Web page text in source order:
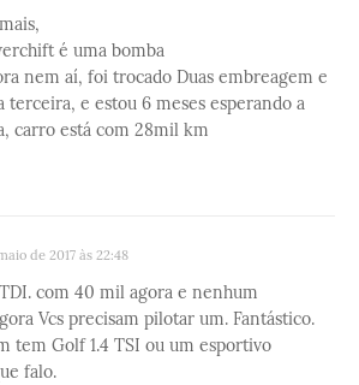
é uma bomba
nem aí, foi trocado Duas embreagem e
terceira, e estou 6 meses esperando a
carro está com 28mil km
de 2017 às 22:48
com 40 mil agora e nenhum
Vcs precisam pilotar um. Fantástico.
tem Golf 1.4 TSI ou um esportivo
falo.